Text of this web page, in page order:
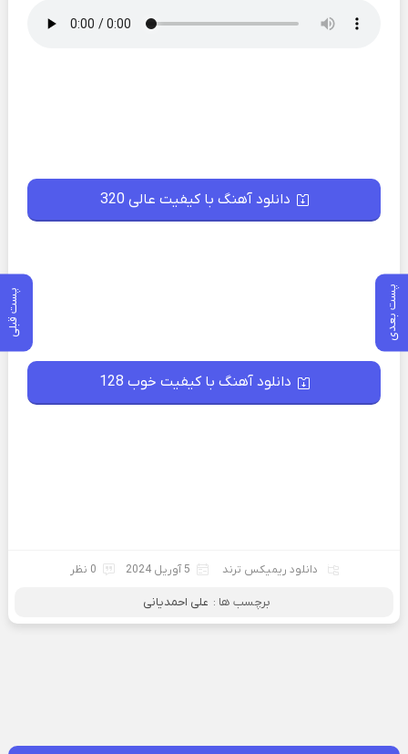
پست بعدی پست قبلی
دانلود آهنگ با کیفیت عالی 320
دانلود آهنگ با کیفیت خوب 128
دانلود ریمیکس ترند 5 آوریل 2024 0 نظر
برچسب ها : علی احمدیانی